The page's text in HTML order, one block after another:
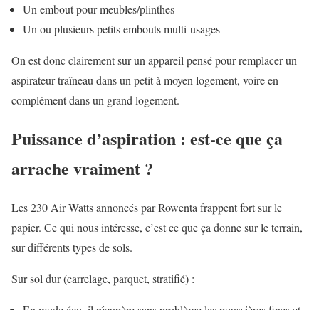
Un embout pour meubles/plinthes
Un ou plusieurs petits embouts multi-usages
On est donc clairement sur un appareil pensé pour remplacer un
aspirateur traîneau dans un petit à moyen logement, voire en
complément dans un grand logement.
Puissance d’aspiration : est-ce que ça
arrache vraiment ?
Les 230 Air Watts annoncés par Rowenta frappent fort sur le
papier. Ce qui nous intéresse, c’est ce que ça donne sur le terrain,
sur différents types de sols.
Sur sol dur (carrelage, parquet, stratifié) :